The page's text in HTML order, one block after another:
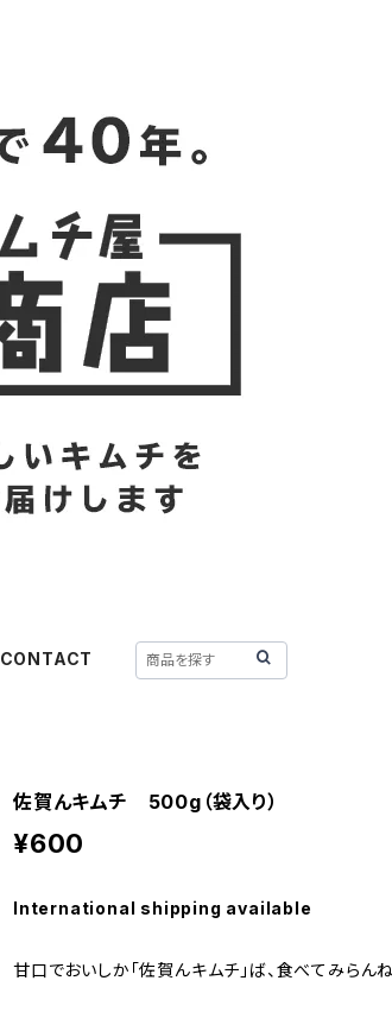
CONTACT
佐賀んキムチ 500g（袋入り）
¥600
International shipping available
甘口でおいしか「佐賀んキムチ」ば、食べてみらん